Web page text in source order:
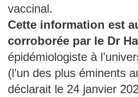
vaccinal.
Cette information est
corroborée par le Dr
épidémiologiste à
(l’un des plus éminents
déclarait le 24 janvier